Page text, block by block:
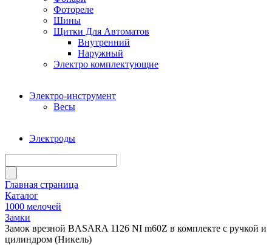
Фотореле
Шины
Щитки Для Автоматов
Внутренний
Наружный
Электро комплектующие
Электро-инструмент
Весы
Электроды
Главная страница
Каталог
1000 мелочей
Замки
Замок врезной BASARA 1126 NI m60Z в комплекте с ручкой и
цилиндром (Никель)